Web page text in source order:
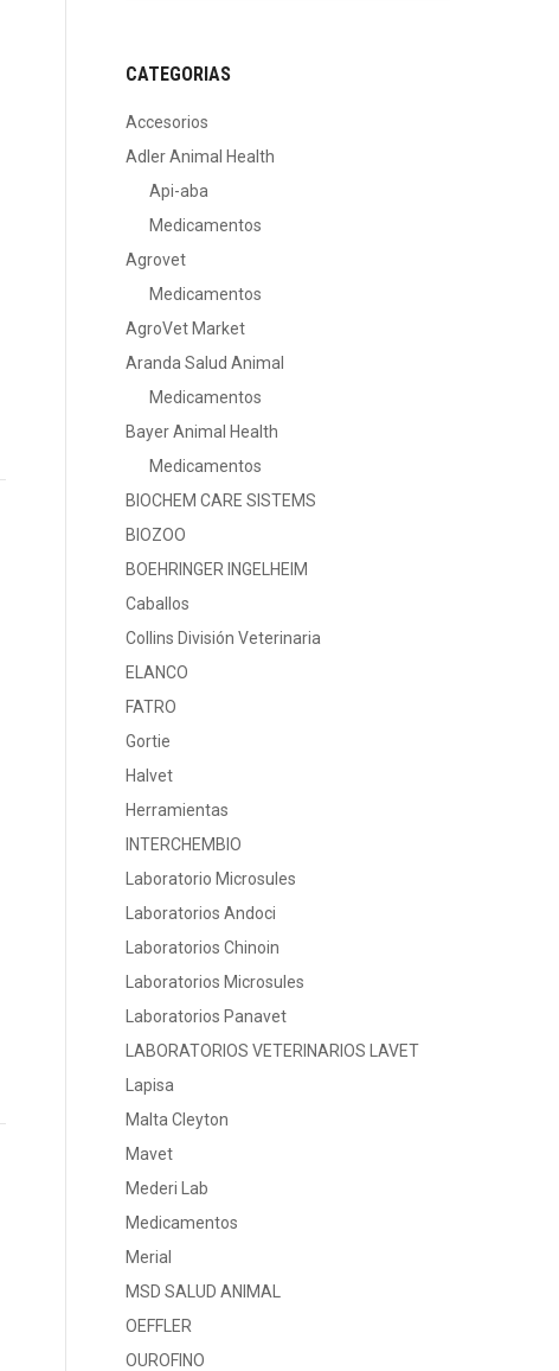
CATEGORIAS
Accesorios
Adler Animal Health
Api-aba
Medicamentos
Agrovet
Medicamentos
AgroVet Market
Aranda Salud Animal
Medicamentos
Bayer Animal Health
Medicamentos
BIOCHEM CARE SISTEMS
BIOZOO
BOEHRINGER INGELHEIM
Caballos
Collins División Veterinaria
ELANCO
FATRO
Gortie
Halvet
Herramientas
INTERCHEMBIO
Laboratorio Microsules
Laboratorios Andoci
Laboratorios Chinoin
Laboratorios Microsules
Laboratorios Panavet
LABORATORIOS VETERINARIOS LAVET
Lapisa
Malta Cleyton
Mavet
Mederi Lab
Medicamentos
Merial
MSD SALUD ANIMAL
OEFFLER
OUROFINO